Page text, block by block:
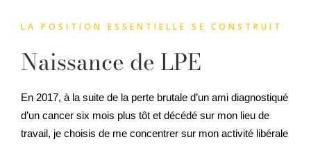
LA POSITION ESSENTIELLE SE CONSTRUIT
Naissance de LPE
En 2017, à la suite de la perte brutale d’un ami diagnostiqué
d’un cancer six mois plus tôt et décédé sur mon lieu de
travail, je choisis de me concentrer sur mon activité libérale